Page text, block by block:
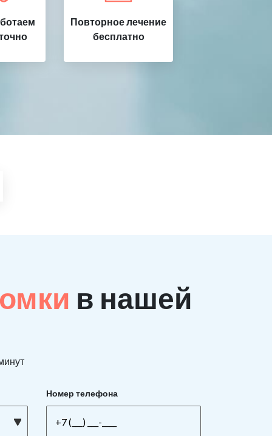
Повторное лечение
бесплатно
в нашей
Номер телефона